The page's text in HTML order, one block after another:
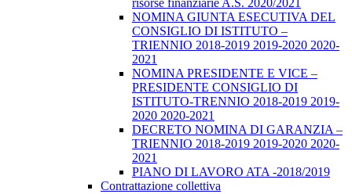
risorse finanziarie A.S. 2020/2021
NOMINA GIUNTA ESECUTIVA DEL
CONSIGLIO DI ISTITUTO –
TRIENNIO 2018-2019 2019-2020 2020-
2021
NOMINA PRESIDENTE E VICE –
PRESIDENTE CONSIGLIO DI
ISTITUTO-TRENNIO 2018-2019 2019-
2020 2020-2021
DECRETO NOMINA DI GARANZIA –
TRIENNIO 2018-2019 2019-2020 2020-
2021
PIANO DI LAVORO ATA -2018/2019
Contrattazione collettiva